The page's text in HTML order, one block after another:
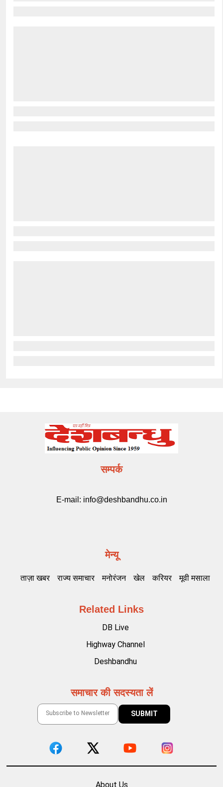
सम्पर्क
E-mail: info@deshbandhu.co.in
मेन्यू
ताज़ा खबर राज्य समाचार मनोरंजन खेल करियर मूवी मसाला
Related Links
DB Live
Highway Channel
Deshbandhu
समाचार की सदस्यता लें
About Us